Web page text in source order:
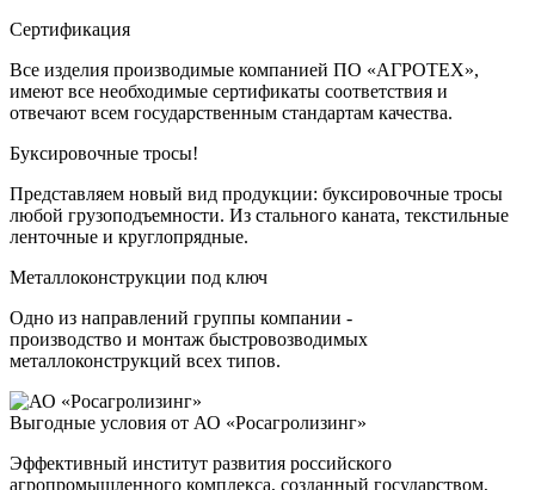
Сертификация
Все изделия производимые компанией ПО «АГРОТЕХ»,
имеют все необходимые сертификаты соответствия и
отвечают всем государственным стандартам качества.
Буксировочные тросы!
Представляем новый вид продукции: буксировочные тросы
любой грузоподъемности. Из стального каната, текстильные
ленточные и круглопрядные.
Металлоконструкции под ключ
Одно из направлений группы компании -
производство и монтаж быстровозводимых
металлоконструкций всех типов.
Выгодные условия от АО «Росагролизинг»
Эффективный институт развития российского
агропромышленного комплекса, созданный государством,